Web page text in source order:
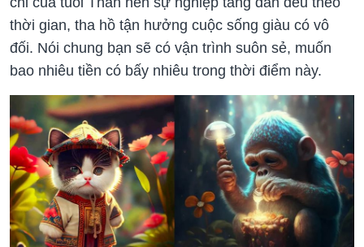
thời gian, tha hồ tận hưởng cuộc sống giàu có vô
đối. Nói chung bạn sẽ có vận trình suôn sẻ, muốn
bao nhiêu tiền có bấy nhiêu trong thời điểm này.